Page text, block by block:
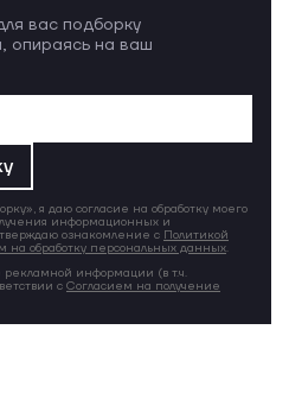
вас подборку
опираясь на ваш
я даю согласие на обработку моего
информационных и
ознакомление с Политикой
на обработку персональных данных.
информации (в т.ч.
с Согласием на получение